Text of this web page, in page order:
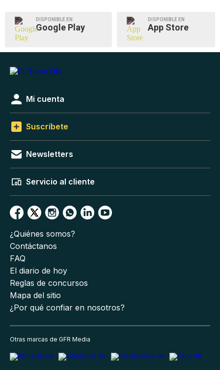
DISPONIBLE EN
Google Play
DISPONIBLE EN
App Store
Mi cuenta
Suscríbete
Newsletters
Servicio al cliente
¿Quiénes somos?
Contáctanos
FAQ
El diario de hoy
Reglas de concursos
Mapa del sitio
¿Por qué confiar en nosotros?
Otras marcas de GFR Media